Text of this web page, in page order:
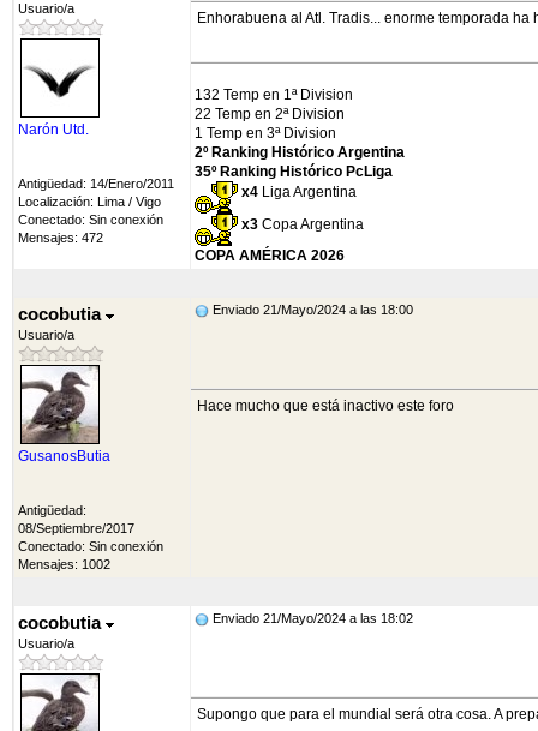
Usuario/a
Narón Utd.
Antigüedad: 14/Enero/2011
Localización: Lima / Vigo
Conectado: Sin conexión
Mensajes: 472
Enhorabuena al Atl. Tradis... enorme temporada ha
132 Temp en 1ª Division
22 Temp en 2ª Division
1 Temp en 3ª Division
2º Ranking Histórico Argentina
35º Ranking Histórico PcLiga
x4 Liga Argentina
x3 Copa Argentina
COPA AMÉRICA 2026
cocobutia
Usuario/a
GusanosButia
Antigüedad:
08/Septiembre/2017
Conectado: Sin conexión
Mensajes: 1002
Enviado 21/Mayo/2024 a las 18:00
Hace mucho que está inactivo este foro
cocobutia
Usuario/a
Enviado 21/Mayo/2024 a las 18:02
Supongo que para el mundial será otra cosa. A